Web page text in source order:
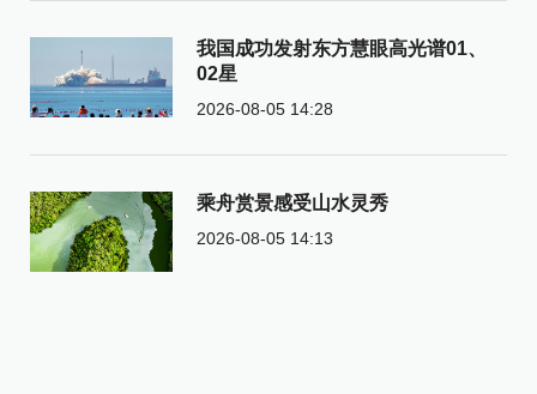
我国成功发射东方慧眼高光谱01、
02星
2026-08-05 14:28
乘舟赏景感受山水灵秀
2026-08-05 14:13